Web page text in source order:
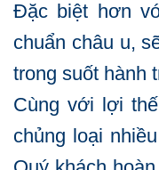
Đặc biệt hơn
chuẩn châu u,
trong suốt hành
Cùng với lợi
chủng loại